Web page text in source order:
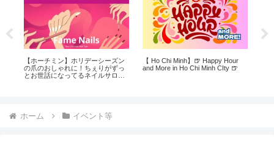
【ホーチミン】ホリデーシーズン
の爪のおしゃれに！ちぇりがずっ
とお世話になってるネイルサロン
【 Ho Chi Minh】🍺 Happy Hour
and More in Ho Chi Minh CIty 🍺
ホーム イベント等